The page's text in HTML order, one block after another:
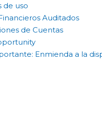
de uso
Auditados
de Cuentas
Enmienda a la